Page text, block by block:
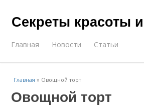
Секреты красоты
Главная Новости Статьи
Главная » Овощной торт
Овощной торт